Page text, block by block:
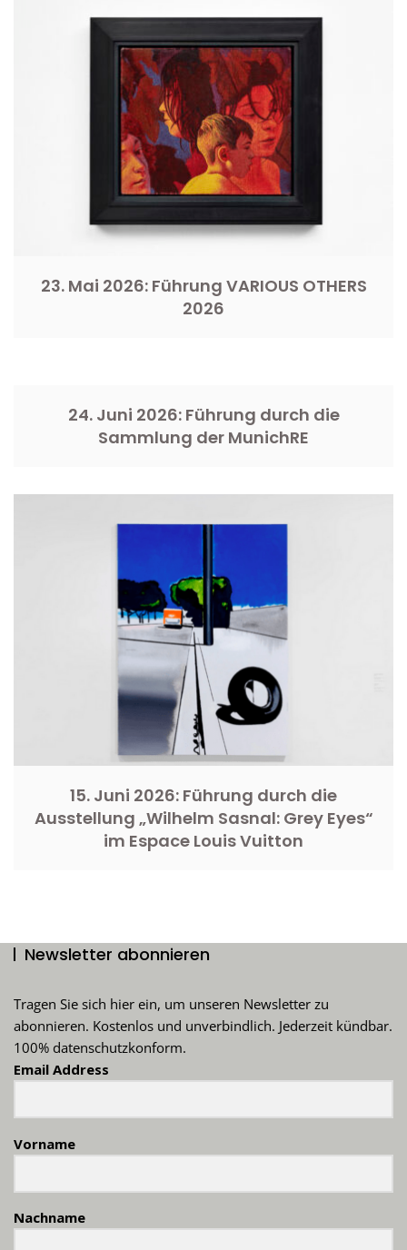
23. Mai 2026: Führung VARIOUS OTHERS
2026
24. Juni 2026: Führung durch die
Sammlung der MunichRE
15. Juni 2026: Führung durch die
Ausstellung „Wilhelm Sasnal: Grey Eyes“
im Espace Louis Vuitton
Newsletter abonnieren
Tragen Sie sich hier ein, um unseren Newsletter zu
abonnieren. Kostenlos und unverbindlich. Jederzeit kündbar.
100% datenschutzkonform.
Email Address
Vorname
Nachname